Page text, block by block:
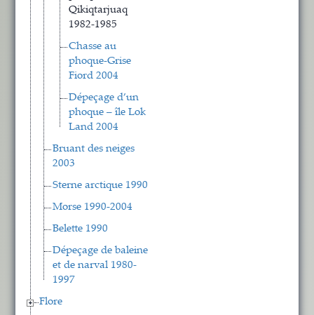
Qikiqtarjuaq
1982-1985
Chasse au
phoque-Grise
Fiord 2004
Dépeçage d’un
phoque – île Lok
Land 2004
Bruant des neiges
2003
Sterne arctique 1990
Morse 1990-2004
Belette 1990
Dépeçage de baleine
et de narval 1980-
1997
Flore